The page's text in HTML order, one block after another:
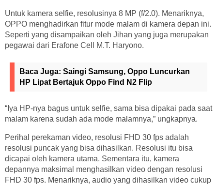
Untuk kamera selfie, resolusinya 8 MP (f/2.0). Menariknya,
OPPO menghadirkan fitur mode malam di kamera depan ini.
Seperti yang disampaikan oleh Jihan yang juga merupakan
pegawai dari Erafone Cell M.T. Haryono.
Baca Juga: Saingi Samsung, Oppo Luncurkan
HP Lipat Bertajuk Oppo Find N2 Flip
“Iya HP-nya bagus untuk selfie, sama bisa dipakai pada saat
malam karena sudah ada mode malamnya,” ungkapnya.
Perihal perekaman video, resolusi FHD 30 fps adalah
resolusi puncak yang bisa dihasilkan. Resolusi itu bisa
dicapai oleh kamera utama. Sementara itu, kamera
depannya maksimal menghasilkan video dengan resolusi
FHD 30 fps. Menariknya, audio yang dihasilkan video cukup